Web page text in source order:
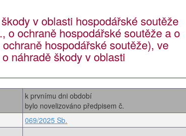
v oblasti hospodářské soutěže
o ochraně hospodářské soutěže a o
hospodářské soutěže), ve
náhradě škody v oblasti
k prvnímu dni období
bylo novelizováno předpisem č.
069/2025 Sb.